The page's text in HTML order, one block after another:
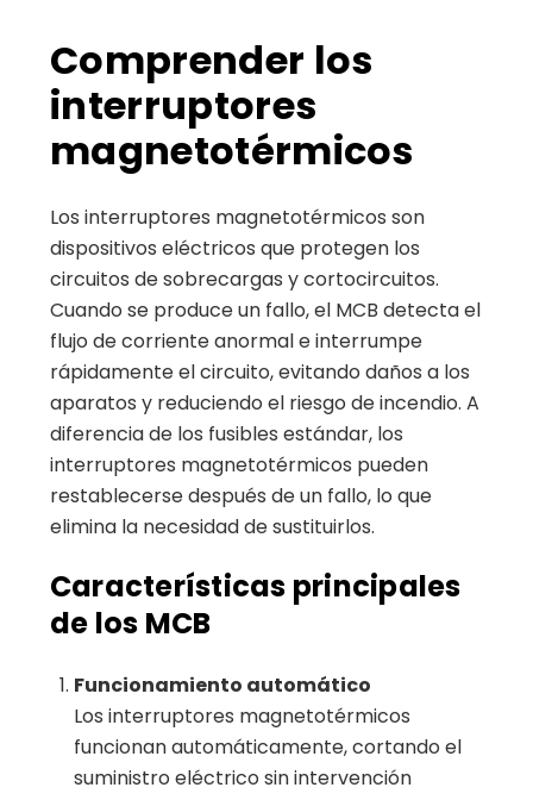
Comprender los
interruptores
magnetotérmicos
Los interruptores magnetotérmicos son
dispositivos eléctricos que protegen los
circuitos de sobrecargas y cortocircuitos.
Cuando se produce un fallo, el MCB detecta el
flujo de corriente anormal e interrumpe
rápidamente el circuito, evitando daños a los
aparatos y reduciendo el riesgo de incendio. A
diferencia de los fusibles estándar, los
interruptores magnetotérmicos pueden
restablecerse después de un fallo, lo que
elimina la necesidad de sustituirlos.
Características principales
de los MCB
Funcionamiento automático
Los interruptores magnetotérmicos
funcionan automáticamente, cortando el
suministro eléctrico sin intervención